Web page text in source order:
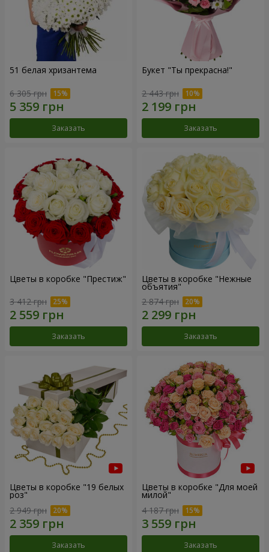
51 белая хризантема
6 305 грн
Заказать
Букет "Ты прекрасна!"
2 443 грн
Заказать
Цветы в коробке "Престиж"
3 412 грн
Заказать
Цветы в коробке "Нежные
объятия"
2 874 грн
Заказать
Цветы в коробке "19 белых
роз"
2 949 грн
Заказать
Цветы в коробке "Для моей
милой"
4 187 грн
Заказать